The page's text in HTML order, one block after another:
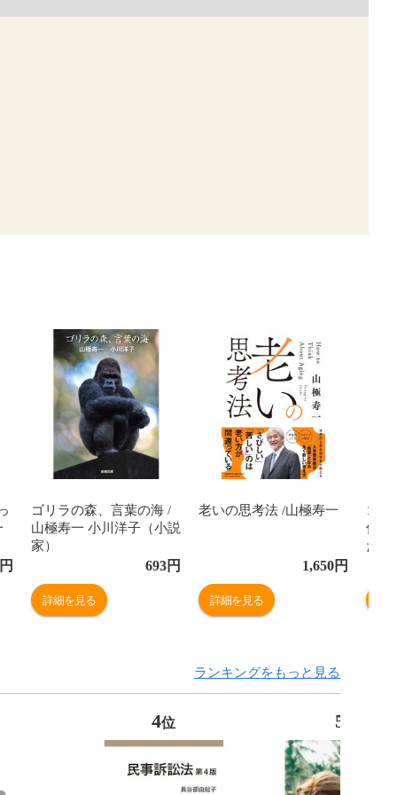
円
ゴリラの森、言葉の海 /
山極寿一 小川洋子（小説
家）
693円
詳細を見る
老いの思考法 /山極寿一
1,650円
詳細を見る
ゴリ
信じ
た /
ランキングをもっと見る
4位 5